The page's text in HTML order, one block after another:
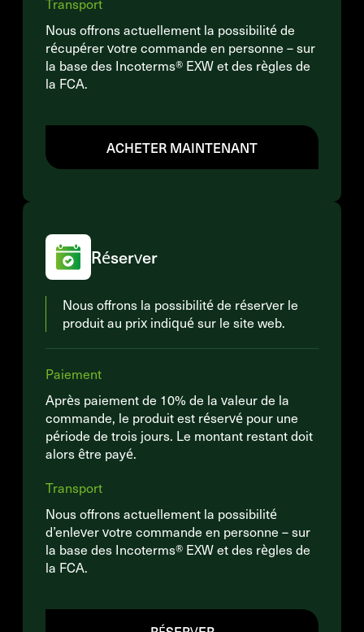
Transport
Nous offrons actuellement la possibilité de
récupérer votre commande en personne – sur
la base des Incoterms® EXW et des règles de
la FCA.
ACHETER MAINTENANT
Réserver
Nous offrons la possibilité de réserver le
produit au prix indiqué sur le site web.
Paiement
Après paiement de 10% de la valeur de la
commande, le produit est réservé pour une
période de trois jours. Le montant restant doit
alors être payé.
Transport
Nous offrons actuellement la possibilité
d’enlever votre commande en personne – sur
la base des Incoterms® EXW et des règles de
la FCA.